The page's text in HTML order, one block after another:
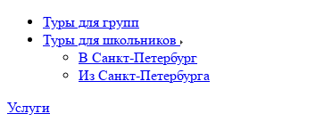
Туры для групп
Туры для школьников
В Санкт-Петербург
Из Санкт-Петербурга
Услуги